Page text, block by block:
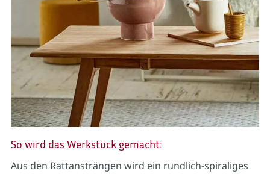
So wird das Werkstück gemacht:
Aus den Rattansträngen wird ein rundlich-spiraliges